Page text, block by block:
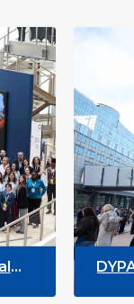
DYPALL
Youth